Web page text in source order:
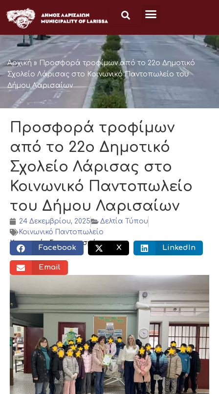
στο
περιεχόμενο
Αρχική »
Προσφορά τροφίμων από το 22ο Δημοτικό
Σχολείο Λάρισας στο Κοινωνικό Παντοπωλείο του
Δήμου Λαρισαίων
Προσφορά τροφίμων
από το 22ο Δημοτικό
Σχολείο Λάρισας στο
Κοινωνικό Παντοπωλείο
του Δήμου Λαρισαίων
24 Δεκεμβρίου, 2025
Δελτία Τύπου
Κοινωνικό Παντοπωλείο
Κοινωνικός διαμοιρασμός:
Facebook X LinkedIn
Email